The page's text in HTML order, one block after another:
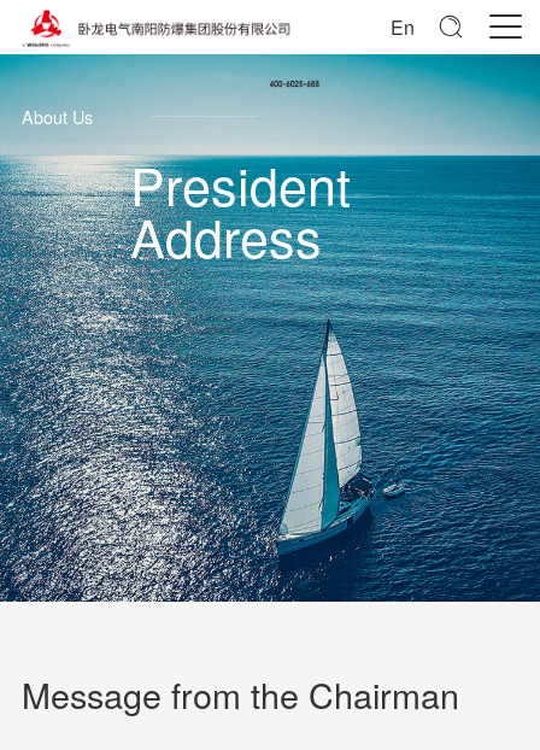
En
About Us
President
Address
Message from the Chairman